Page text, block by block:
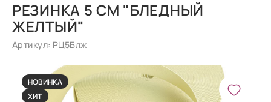
РЕЗИНКА 5 СМ "БЛЕДНЫЙ
ЖЕЛТЫЙ"
Артикул: РЦ5Блж
НОВИНКА
ХИТ